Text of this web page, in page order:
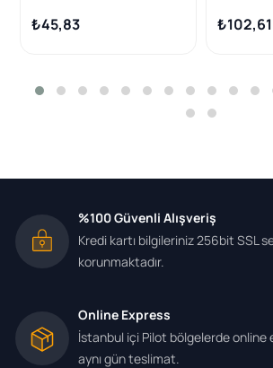
₺45,83 ₺102,61
%100 Güvenli Alışveriş
Kredi kartı bilgileriniz 256bit SSL
korunmaktadır.
Online Express
İstanbul içi Pilot bölgelerde online
aynı gün teslimat.